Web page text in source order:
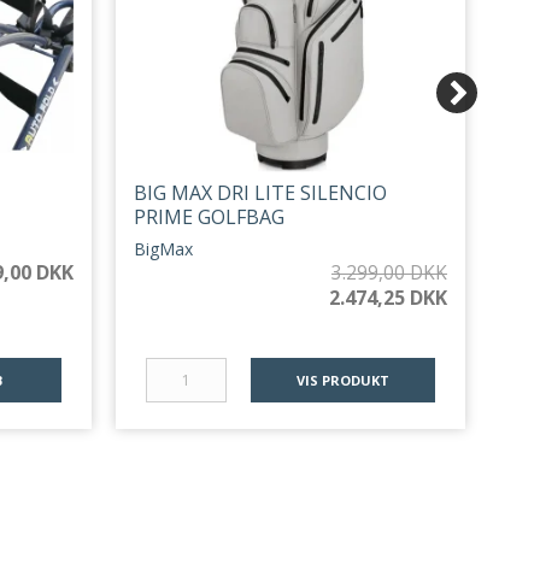
DKK
BIG MAX DRI LITE SILENCIO
PRIME GOLFBAG
BigMax
3.299,00 DKK
2.474,25 DKK
VIS PRODUKT